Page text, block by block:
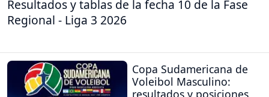
Resultados y tablas de la fecha 10 de la Fase
Regional - Liga 3 2026
Copa Sudamericana de
Voleibol Masculino: